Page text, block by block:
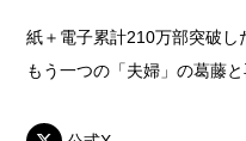
紙＋電子累計210万部突破し
もう一つの「夫婦」の葛藤と